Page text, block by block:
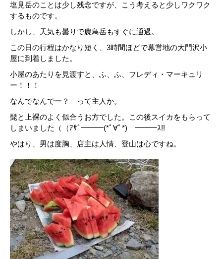
塩見岳のことは少し残念ですが、こう考えると少しワクワク
するものです。
しかし、天気も曇りで農鳥岳もすぐに通過。
この日の行程はかなり短く、3時間ほどで幕営地の大門沢小
屋に到着しました。
小屋のあたりを見渡すと、ふ、ふ、フレディ・マーキュリ
ー！！！
なんでなんでー？ って主人か。
髭と上裸のよく似合うお方でした。この後スイカをもらって
しまいました（（ｱｻﾞ━━━(*ﾟ∀ﾟ*)ゞ━━━ｽ!!
やはり、男は度胸、店主は人情、登山は心ですね。